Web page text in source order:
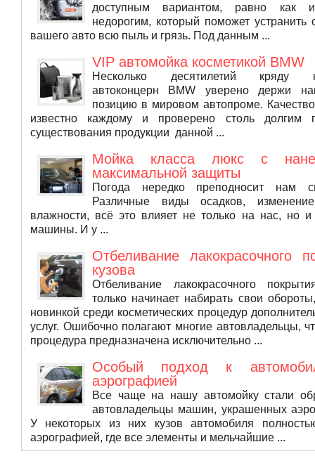
доступным вариантом, равно как
недорогим, который поможет устранить
вашего авто всю пыль и грязь. Под данным ...
VIP автомойка косметикой BMW
Несколько десятилетий кряду
автоконцерн BMW уверено держи
позицию в мировом автопроме.
известно каждому и проверено столь долгим
существования продукции данной ...
Мойка класса люкс с
максимальной защиты
Погода нередко преподносит нам
Различные виды осадков,
влажности, всё это влияет не только на нас, но
машины. И у ...
Отбеливание лакокрасочного
кузова
Отбеливание лакокрасочного
только начинает набирать свои
новинкой среди косметических процедур
услуг. Ошибочно полагают многие автовладельцы,
процедура предназначена исключительно ...
Особый подход к
аэрографией
Все чаще на нашу автомойку стали
автовладельцы машин, украшенных
У некоторых из них кузов автомобиля
аэрографией, где все элементы и мельчайшие ...